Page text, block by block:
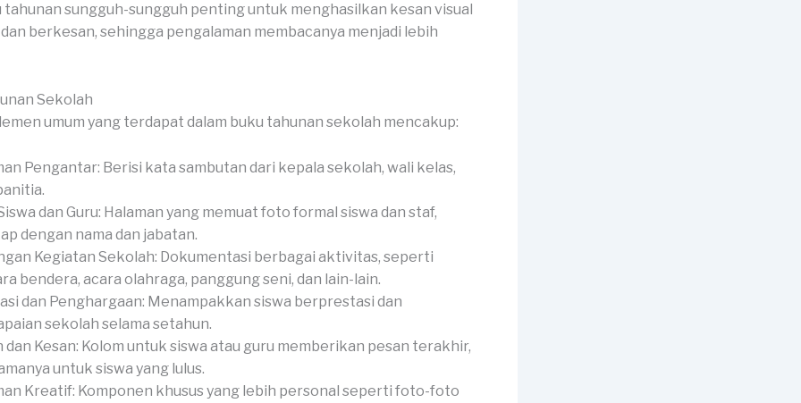
tahunan sungguh-sungguh penting untuk menghasilkan kesan visual
berkesan, sehingga pengalaman membacanya menjadi lebih
Sekolah
umum yang terdapat dalam buku tahunan sekolah mencakup:
Pengantar: Berisi kata sambutan dari kepala sekolah, wali kelas,
dan Guru: Halaman yang memuat foto formal siswa dan staf,
dengan nama dan jabatan.
Kegiatan Sekolah: Dokumentasi berbagai aktivitas, seperti
bendera, acara olahraga, panggung seni, dan lain-lain.
dan Penghargaan: Menampakkan siswa berprestasi dan
sekolah selama setahun.
dan Kesan: Kolom untuk siswa atau guru memberikan pesan terakhir,
untuk siswa yang lulus.
Kreatif: Komponen khusus yang lebih personal seperti foto-foto